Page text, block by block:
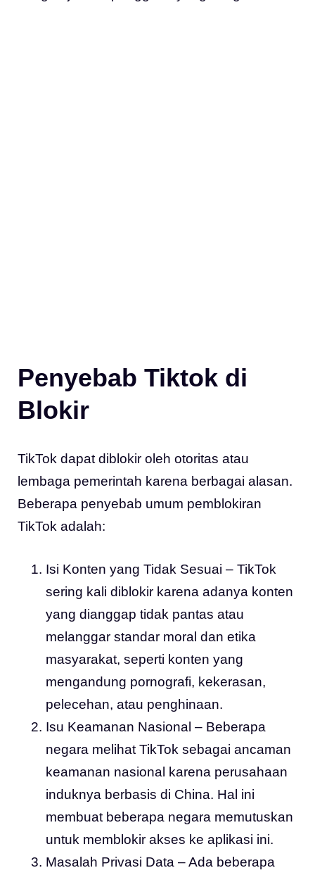
Penyebab Tiktok di
Blokir
TikTok dapat diblokir oleh otoritas atau
lembaga pemerintah karena berbagai alasan.
Beberapa penyebab umum pemblokiran
TikTok adalah:
Isi Konten yang Tidak Sesuai – TikTok
sering kali diblokir karena adanya konten
yang dianggap tidak pantas atau
melanggar standar moral dan etika
masyarakat, seperti konten yang
mengandung pornografi, kekerasan,
pelecehan, atau penghinaan.
Isu Keamanan Nasional – Beberapa
negara melihat TikTok sebagai ancaman
keamanan nasional karena perusahaan
induknya berbasis di China. Hal ini
membuat beberapa negara memutuskan
untuk memblokir akses ke aplikasi ini.
Masalah Privasi Data – Ada beberapa